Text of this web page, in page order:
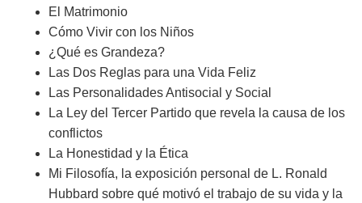
El Matrimonio
Cómo Vivir con los Niños
¿Qué es Grandeza?
Las Dos Reglas para una Vida Feliz
Las Personalidades Antisocial y Social
La Ley del Tercer Partido que revela la causa de los
conflictos
La Honestidad y la Ética
Mi Filosofía, la exposición personal de L. Ronald
Hubbard sobre qué motivó el trabajo de su vida y la